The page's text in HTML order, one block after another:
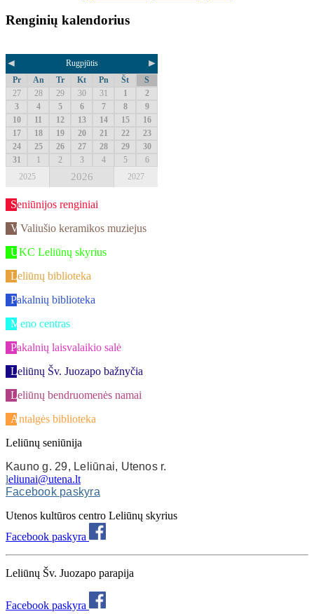
Renginių kalendorius
◄ Rugpjūtis ►
Pr An Tr Kt Pn Št
S
27
28 29 30 31 1
2
3
4 5 6 7 8
9
10
11 12 13 14 15
16
17
18 19 20 21 22
23
24
25 26 27 28 29
30
31
1 2 3 4 5
6
2025
2026 2027
Seniūnijos renginiai
V.Valiušio keramikos muziejus
UKC Leliūnų skyrius
Leliūnų biblioteka
Pakalnių biblioteka
Meno centras
Pakalnių laisvalaikio salė
Leliūnų Šv. Juozapo bažnyčia
Leliūnų bendruomenės namai
Antalgės biblioteka
Leliūnų seniūnija
Kauno g. 29, Leliūnai, Utenos r.
leliunai@utena.lt
Facebook paskyra
Utenos kultūros centro Leliūnų skyrius
Facebook paskyra
Leliūnų Šv. Juozapo parapija
Facebook paskyra